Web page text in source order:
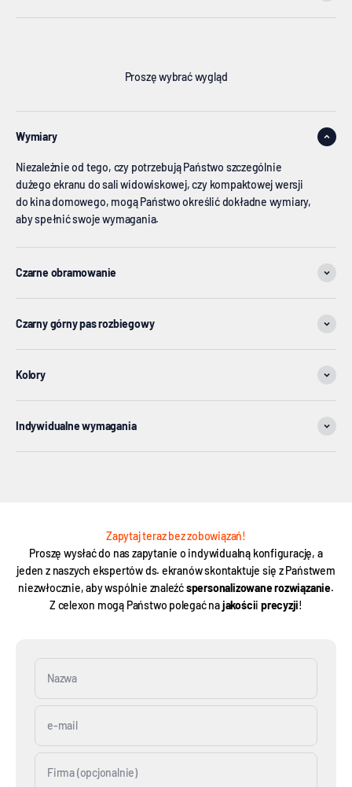
Proszę wybrać wygląd
Wymiary
Niezależnie od tego, czy potrzebują Państwo szczególnie
dużego ekranu do sali widowiskowej, czy kompaktowej wersji
do kina domowego, mogą Państwo określić dokładne wymiary,
aby spełnić swoje wymagania.
Czarne obramowanie
Czarny górny pas rozbiegowy
Kolory
Indywidualne wymagania
Zapytaj teraz bez zobowiązań!
Proszę wysłać do nas zapytanie o indywidualną konfigurację, a
jeden z naszych ekspertów ds. ekranów skontaktuje się z Państwem
niezwłocznie, aby wspólnie znaleźćspersonalizowane rozwiązanie.
Z celexon mogą Państwo polegać najakościi precyzji!
Nazwa
e-mail
Firma (opcjonalnie)